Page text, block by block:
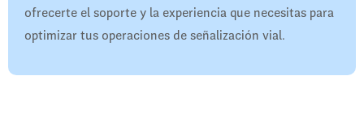
ofrecerte el soporte y la experiencia que necesitas para
optimizar tus operaciones de señalización vial.